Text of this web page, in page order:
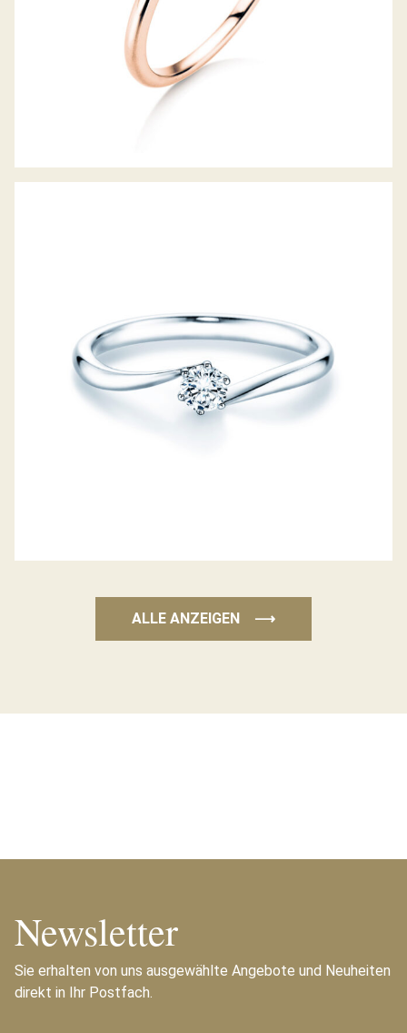
ALLE ANZEIGEN ⟶
Newsletter
Sie erhalten von uns ausgewählte Angebote und Neuheiten
direkt in Ihr Postfach.